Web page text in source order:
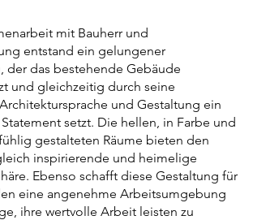
mit Bauherr und
entstand ein gelungener
der das bestehende Gebäude
und gleichzeitig durch seine
und Gestaltung ein
setzt. Die hellen, in Farbe und
gestalteten Räume bieten den
inspirierende und heimelige
Ebenso schafft diese Gestaltung für
eine angenehme Arbeitsumgebung
ihre wertvolle Arbeit leisten zu